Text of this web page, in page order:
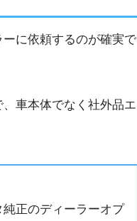
に依頼するのが確実で
車本体でなく社外品エ
正のディーラーオプ